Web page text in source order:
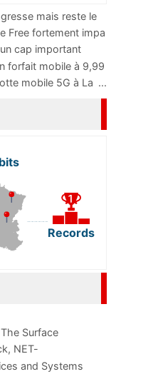
mais reste le
...
Free fortement impa
cap important
...
forfait mobile à 9,99
mobile 5G à La ...
Records
Surface
NET-
and Systems